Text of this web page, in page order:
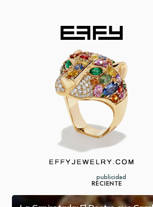
publicidad
RECIENTE